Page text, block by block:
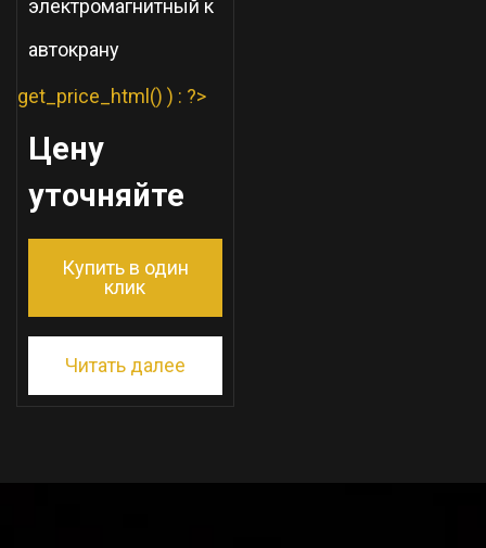
электромагнитный к
автокрану
get_price_html() ) : ?>
Цену
уточняйте
Купить в один
клик
Читать далее